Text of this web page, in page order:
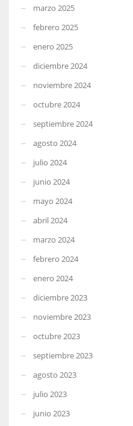
marzo 2025
febrero 2025
enero 2025
diciembre 2024
noviembre 2024
octubre 2024
septiembre 2024
agosto 2024
julio 2024
junio 2024
mayo 2024
abril 2024
marzo 2024
febrero 2024
enero 2024
diciembre 2023
noviembre 2023
octubre 2023
septiembre 2023
agosto 2023
julio 2023
junio 2023